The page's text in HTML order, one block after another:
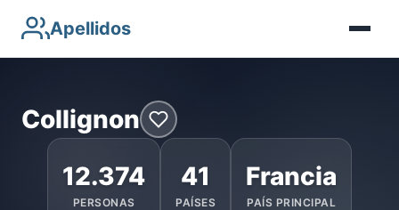
Apellidos
Collignon
12.374
PERSONAS
41
PAÍSES
Francia
PAÍS PRINCIPAL